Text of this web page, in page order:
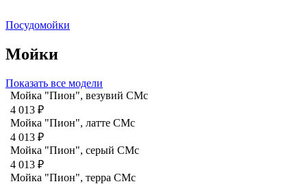
Посудомойки
Мойки
Показать все модели
Мойка "Пион", везувий СМс
4 013 ₽
Мойка "Пион", латте CMc
4 013 ₽
Мойка "Пион", серый CMc
4 013 ₽
Мойка "Пион", терра CMc